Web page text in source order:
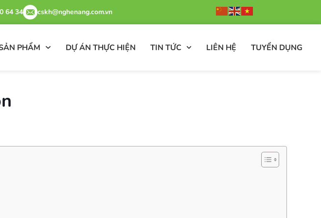
64 34 cskh@nghenang.com.vn
PHẨM DỰ ÁN THỰC HIỆN TIN TỨC LIÊN HỆ TUYỂN DỤNG